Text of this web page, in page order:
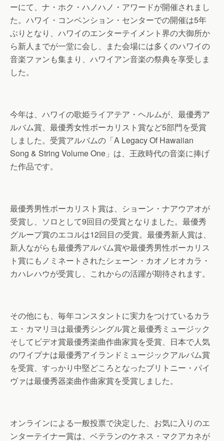
ーにて、ナ・ホク・ハノハノ・アワードが開催されまし
た。ハワイ・コンベンション・センターでの開催は5年
ぶりとなり、ハワイのエンターテイメント界の大御所か
ら新人までが一堂に会し、また会場には多くのハワイの
音楽ファンも集まり、ハワイアン音楽の祭典を享受しま
した。
今年は、ハワイの歌姫ライアテア・ヘルムが、最優秀ア
ルバム賞、最優秀女性ボーカリスト賞など5部門を受賞
しました。受賞アルバムの「A Legacy Of Hawaiian
Song & String Volume One」は、王政時代の音楽に捧げ
た作品です。
最優秀男性ボーカリスト賞は、ショーン・ナアウアオが
受賞し、ソロとして9回目の受賞となりました。最優秀
グループ賞のエコルは12回目の受賞。最優秀新人賞は、
新人ながらも最優秀アルバム賞や最優秀男性ボーカリス
ト賞にもノミネートされたシェーン・カオノヒオカラ・
カハレハウが受賞し、これからの活躍が期待されます。
その他にも、毎年コンスタントに実力をつけているカラ
エ・カマリヨは最優秀シングル賞と最優秀ミュージック
そしてビデオ賞最優秀楽曲作曲家賞を受賞、日本で人気
のワイプナは最優秀アイランドミュージックアルバム賞
を受賞、すっかり中堅どころとなったブリトニー・パイ
ヴァは最優秀器楽曲作曲家賞を受賞しました。
オンラインによる一般投票で決定した、お気に入りのエ
ンターテイナー賞は、ベテランのケネス・マクアカネが